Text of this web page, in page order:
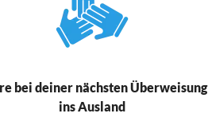
bei deiner nächsten Überweisung
ins Ausland